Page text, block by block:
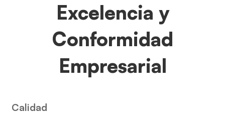
Excelencia y
Conformidad
Empresarial
Calidad